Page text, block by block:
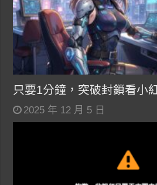
只要1分鐘，突破封鎖看小
2025 年 12 月 5 日